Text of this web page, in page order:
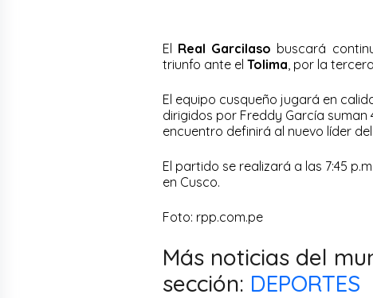
El Real Garcilaso buscará
triunfo ante el Tolima , por la
El equipo cusqueño jugará en
dirigidos por Freddy García suman
encuentro definirá al nuevo líder
El partido se realizará a las 7:45
en Cusco.
Foto: rpp.com.pe
Más noticias del
sección: DEPORTES